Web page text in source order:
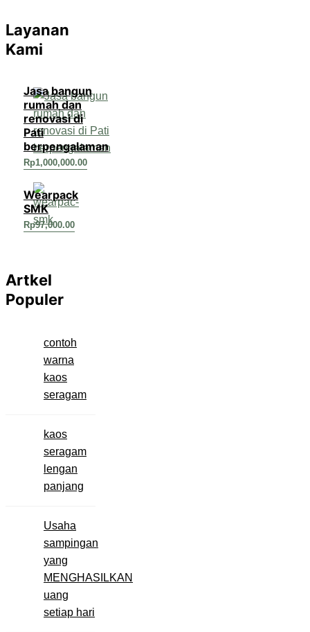
Layanan
Kami
Jasa bangun
rumah dan
renovasi di
Pati
berpengalaman
Rp1,000,000.00
Wearpack
SMK
Rp97,000.00
Artkel
Populer
contoh
warna
kaos
seragam
kaos
seragam
lengan
panjang
Usaha
sampingan
yang
MENGHASILKAN
uang
setiap hari